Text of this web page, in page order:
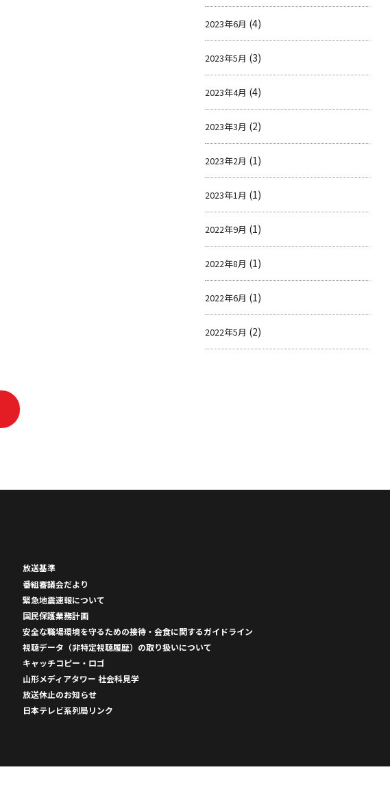
2023年6月 (4)
2023年5月 (3)
2023年4月 (4)
2023年3月 (2)
2023年2月 (1)
2023年1月 (1)
2022年9月 (1)
2022年8月 (1)
2022年6月 (1)
2022年5月 (2)
放送基準
番組審議会だより
緊急地震速報について
国民保護業務計画
安全な職場環境を守るための接待・会食に関するガイドライン
視聴データ（非特定視聴履歴）の取り扱いについて
キャッチコピー・ロゴ
山形メディアタワー 社会科見学
放送休止のお知らせ
日本テレビ系列局リンク